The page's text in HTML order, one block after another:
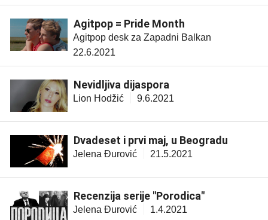
Agitpop = Pride Month
Agitpop desk za Zapadni Balkan
22.6.2021
Nevidljiva dijaspora
Lion Hodžić 9.6.2021
Dvadeset i prvi maj, u Beogradu
Jelena Đurović 21.5.2021
Recenzija serije "Porodica"
Jelena Đurović 1.4.2021